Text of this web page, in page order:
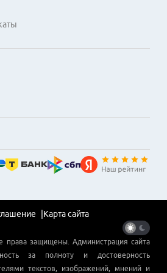
Карта сайта
права защищены. Администрация сайта
за полноту и достоверность
текстов, изображений, мнений и